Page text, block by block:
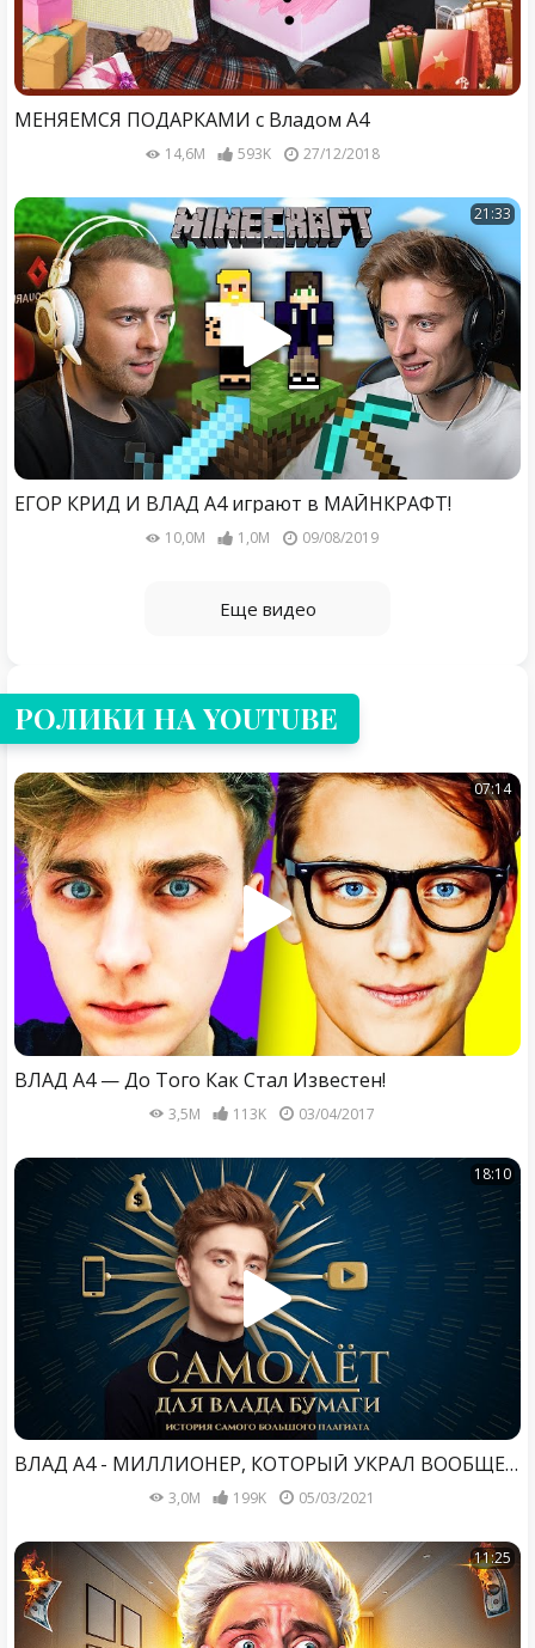
МЕНЯЕМСЯ ПОДАРКАМИ с Владом А4
14,6M 593K 27/12/2018
21:33
ЕГОР КРИД И ВЛАД А4 играют в МАЙНКРАФТ!
10,0M 1,0M 09/08/2019
Еще видео
РОЛИКИ НА YOUTUBE
07:14
ВЛАД А4 — До Того Как Стал Известен!
3,5M 113K 03/04/2017
18:10
ВЛАД А4 - МИЛЛИОНЕР, КОТОРЫЙ УКРАЛ ВООБЩЕ ВСЁ / БОЛЬШОЕ РАССЛЕДОВАНИЕ
3,0M 199K 05/03/2021
11:25